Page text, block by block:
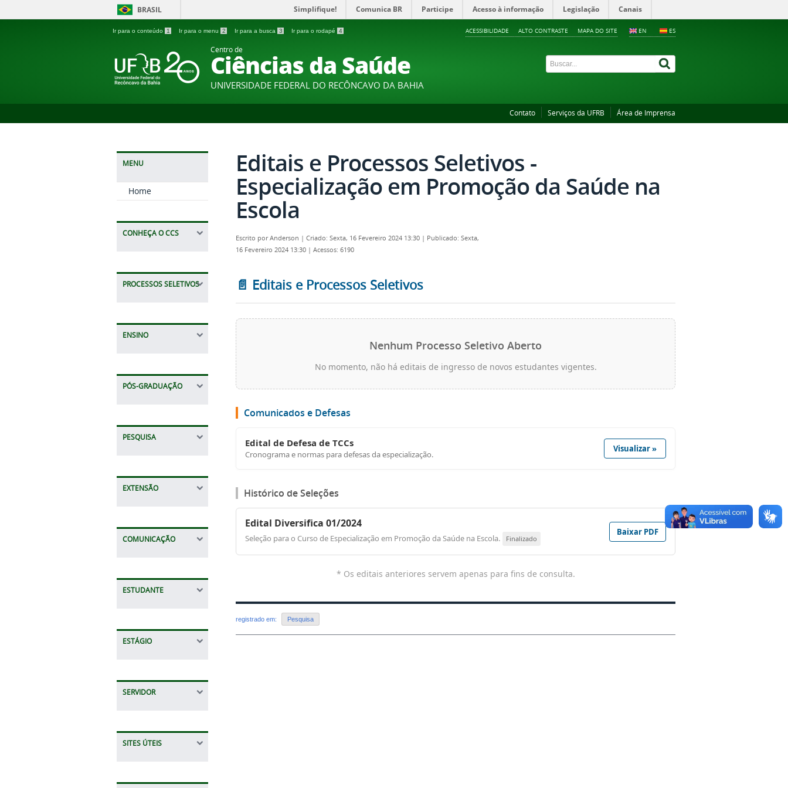
BRASIL Simplifique! Comunica BR Participe Acesso à informação Legislação Canais
Ir para o conteúdo 1 Ir para o menu 2 Ir para a busca 3 Ir para o rodapé 4 EN ES
ACESSIBILIDADE ALTO CONTRASTE MAPA DO SITE
Centro de
Ciências da Saúde
UNIVERSIDADE FEDERAL DO RECÔNCAVO DA BAHIA
Contato Serviços da UFRB Área de Imprensa
MENU
Home
CONHEÇA O CCS
PROCESSOS SELETIVOS
ENSINO
PÓS-GRADUAÇÃO
PESQUISA
EXTENSÃO
COMUNICAÇÃO
ESTUDANTE
ESTÁGIO
SERVIDOR
SITES ÚTEIS
Editais e Processos Seletivos -
Especialização em Promoção da Saúde na
Escola
Escrito porAnderson | Criado: Sexta, 16 Fevereiro 2024 13:30 | Publicado: Sexta,
16 Fevereiro 2024 13:30 | Acessos: 6190
📄 Editais e Processos Seletivos
Nenhum Processo Seletivo Aberto
No momento, não há editais de ingresso de novos estudantes vigentes.
Comunicados e Defesas
Edital de Defesa de TCCs
Cronograma e normas para defesas da especialização.
Visualizar »
Histórico de Seleções
Edital Diversifica 01/2024
Seleção para o Curso de Especialização em Promoção da Saúde na Escola. Finalizado
Baixar PDF
* Os editais anteriores servem apenas para fins de consulta.
registrado em: Pesquisa